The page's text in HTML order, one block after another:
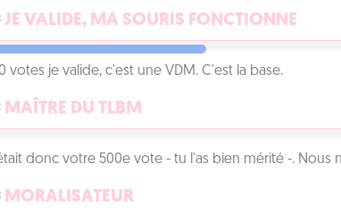
JE VALIDE, MA SOURIS FONCTIONNE
votes je valide, c'est une VDM. C'est la base.
MAÎTRE DU TLBM
donc votre 500e vote - tu l'as bien mérité -. Nous
MORALISATEUR